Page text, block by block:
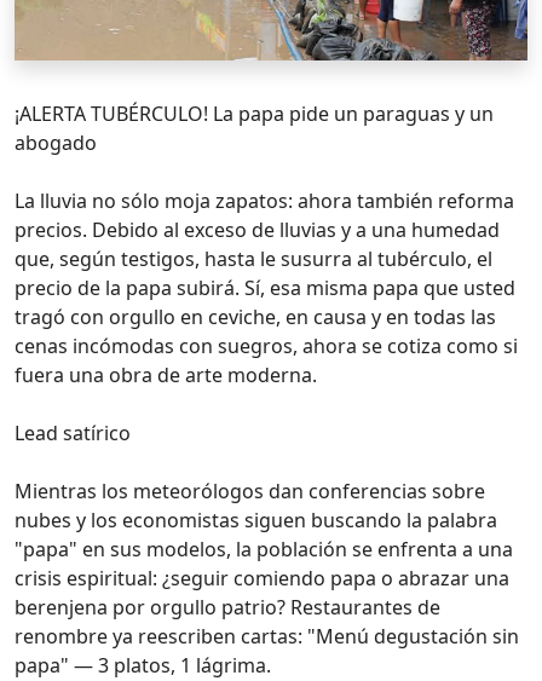
¡ALERTA TUBÉRCULO! La papa pide un paraguas y un
abogado
La lluvia no sólo moja zapatos: ahora también reforma
precios. Debido al exceso de lluvias y a una humedad
que, según testigos, hasta le susurra al tubérculo, el
precio de la papa subirá. Sí, esa misma papa que usted
tragó con orgullo en ceviche, en causa y en todas las
cenas incómodas con suegros, ahora se cotiza como si
fuera una obra de arte moderna.
Lead satírico
Mientras los meteorólogos dan conferencias sobre
nubes y los economistas siguen buscando la palabra
"papa" en sus modelos, la población se enfrenta a una
crisis espiritual: ¿seguir comiendo papa o abrazar una
berenjena por orgullo patrio? Restaurantes de
renombre ya reescriben cartas: "Menú degustación sin
papa" — 3 platos, 1 lágrima.